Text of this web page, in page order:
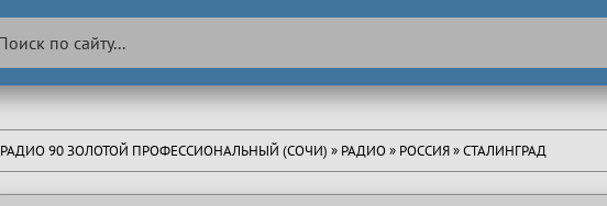
РАДИО 90 ЗОЛОТОЙ ПРОФЕССИОНАЛЬНЫЙ (СОЧИ) » РАДИО» РОССИЯ» СТАЛИНГРАД